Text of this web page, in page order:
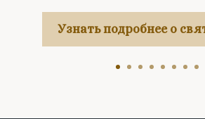
Узнать подробнее о